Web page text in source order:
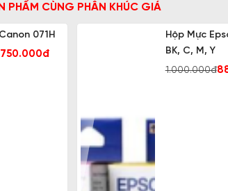
PHẨM CÙNG PHÂN KHÚC GIÁ
071H
750.000đ
Hộp Mực
BK, C, M, Y
1.000.000đ